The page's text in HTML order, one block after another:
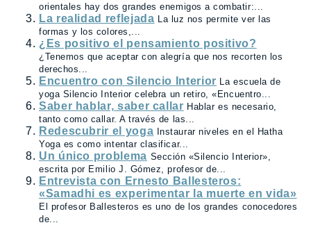
orientales hay dos grandes enemigos a combatir:...
La realidad reflejada
La luz nos permite ver las
formas y los colores,...
¿Es positivo el pensamiento positivo?
¿Tenemos que aceptar con alegría que nos recorten los
derechos...
Encuentro con Silencio Interior
La escuela de
yoga Silencio Interior celebra un retiro, «Encuentro...
Saber hablar, saber callar Hablar es necesario,
tanto como callar. A través de las...
Redescubrir el yoga Instaurar niveles en el Hatha
Yoga es como intentar clasificar...
Un único problema Sección «Silencio Interior»,
escrita por Emilio J. Gómez, profesor de...
Entrevista con Ernesto Ballesteros:
«Samadhi es experimentar la muerte en vida»
El profesor Ballesteros es uno de los grandes conocedores
de...